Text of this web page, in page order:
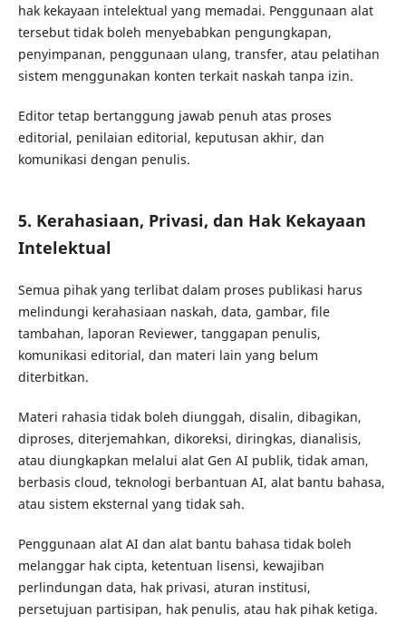
hak kekayaan intelektual yang memadai. Penggunaan alat
tersebut tidak boleh menyebabkan pengungkapan,
penyimpanan, penggunaan ulang, transfer, atau pelatihan
sistem menggunakan konten terkait naskah tanpa izin.
Editor tetap bertanggung jawab penuh atas proses
editorial, penilaian editorial, keputusan akhir, dan
komunikasi dengan penulis.
5. Kerahasiaan, Privasi, dan Hak Kekayaan
Intelektual
Semua pihak yang terlibat dalam proses publikasi harus
melindungi kerahasiaan naskah, data, gambar, file
tambahan, laporan Reviewer, tanggapan penulis,
komunikasi editorial, dan materi lain yang belum
diterbitkan.
Materi rahasia tidak boleh diunggah, disalin, dibagikan,
diproses, diterjemahkan, dikoreksi, diringkas, dianalisis,
atau diungkapkan melalui alat Gen AI publik, tidak aman,
berbasis cloud, teknologi berbantuan AI, alat bantu bahasa,
atau sistem eksternal yang tidak sah.
Penggunaan alat AI dan alat bantu bahasa tidak boleh
melanggar hak cipta, ketentuan lisensi, kewajiban
perlindungan data, hak privasi, aturan institusi,
persetujuan partisipan, hak penulis, atau hak pihak ketiga.